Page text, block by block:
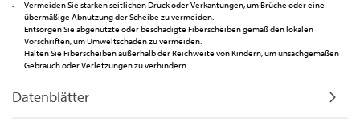
Vermeiden Sie starken seitlichen Druck oder Verkantungen, um Brüche oder eine
übermäßige Abnutzung der Scheibe zu vermeiden.
Entsorgen Sie abgenutzte oder beschädigte Fiberscheiben gemäß den lokalen
Vorschriften, um Umweltschäden zu vermeiden.
Halten Sie Fiberscheiben außerhalb der Reichweite von Kindern, um unsachgemäßen
Gebrauch oder Verletzungen zu verhindern.
Datenblätter